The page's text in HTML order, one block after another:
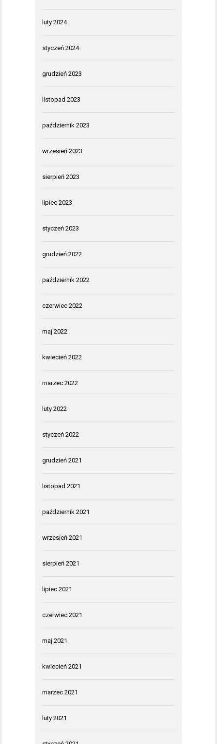
luty 2024
styczeń 2024
grudzień 2023
listopad 2023
październik 2023
wrzesień 2023
sierpień 2023
lipiec 2023
styczeń 2023
grudzień 2022
październik 2022
czerwiec 2022
maj 2022
kwiecień 2022
marzec 2022
luty 2022
styczeń 2022
grudzień 2021
listopad 2021
październik 2021
wrzesień 2021
sierpień 2021
lipiec 2021
czerwiec 2021
maj 2021
kwiecień 2021
marzec 2021
luty 2021